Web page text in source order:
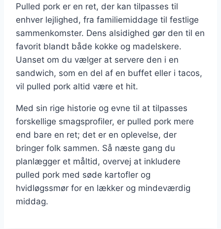
Pulled pork er en ret, der kan tilpasses til
enhver lejlighed, fra familiemiddage til festlige
sammenkomster. Dens alsidighed gør den til en
favorit blandt både kokke og madelskere.
Uanset om du vælger at servere den i en
sandwich, som en del af en buffet eller i tacos,
vil pulled pork altid være et hit.
Med sin rige historie og evne til at tilpasses
forskellige smagsprofiler, er pulled pork mere
end bare en ret; det er en oplevelse, der
bringer folk sammen. Så næste gang du
planlægger et måltid, overvej at inkludere
pulled pork med søde kartofler og
hvidløgssmør for en lækker og mindeværdig
middag.